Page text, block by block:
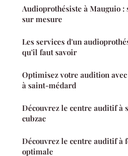
Audioprothésiste à Mauguio
sur mesure
Les services d'un
qu'il faut savoir
Optimisez votre audition
à saint-médard
Découvrez le centre auditif à
cubzac
Découvrez le centre auditif à
optimale